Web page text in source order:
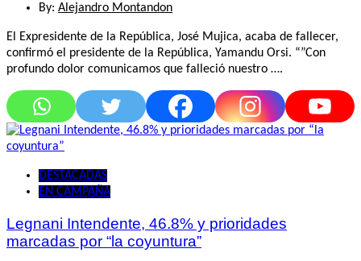
By: Alejandro Montandon
El Expresidente de la República, José Mujica, acaba de fallecer,
confirmó el presidente de la República, Yamandu Orsi. “”Con
profundo dolor comunicamos que falleció nuestro ….
DESTACADAS
EN CAMPAÑA
Legnani Intendente, 46.8% y prioridades
marcadas por “la coyuntura”